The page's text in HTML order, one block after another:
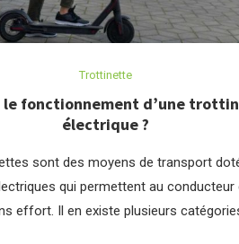
Trottinette
le fonctionnement d’une
électrique ?
sont des moyens de transport
qui permettent au conducteur
effort. Il en existe plusieurs